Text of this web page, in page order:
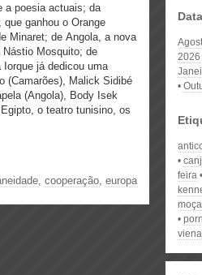
a poesia actuais; da
ganhou o Orange
Minaret; de Angola, a nova
Mosquito; de
já dedicou uma
(Camarões), Malick Sidibé
(Angola), Body Isek
o teatro tunisino, os
, cooperação, europa
Data
2026
feira
viena